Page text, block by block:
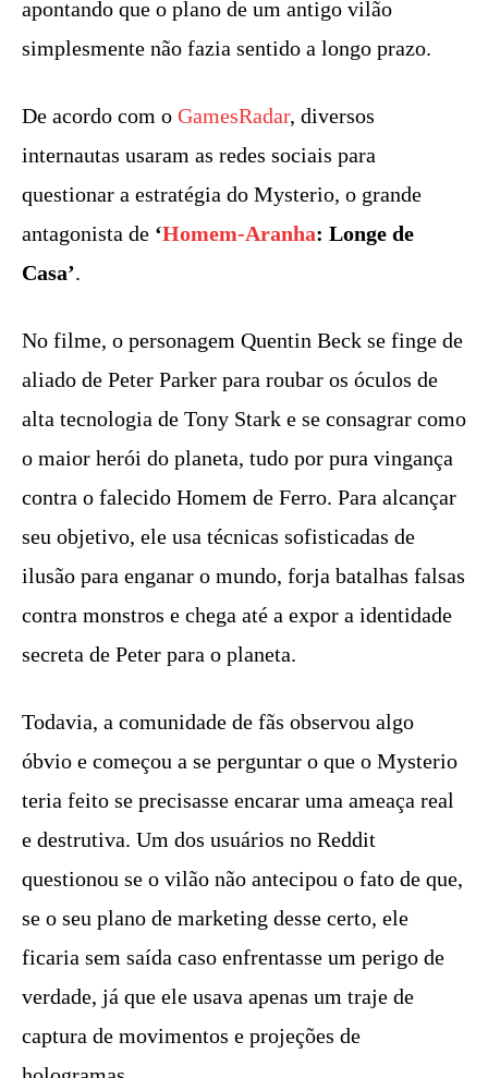
apontando que o plano de um antigo vilão
simplesmente não fazia sentido a longo prazo.
De acordo com o GamesRadar, diversos
internautas usaram as redes sociais para
questionar a estratégia do Mysterio, o grande
antagonista de ‘Homem-Aranha: Longe de
Casa’.
No filme, o personagem Quentin Beck se finge de
aliado de Peter Parker para roubar os óculos de
alta tecnologia de Tony Stark e se consagrar como
o maior herói do planeta, tudo por pura vingança
contra o falecido Homem de Ferro. Para alcançar
seu objetivo, ele usa técnicas sofisticadas de
ilusão para enganar o mundo, forja batalhas falsas
contra monstros e chega até a expor a identidade
secreta de Peter para o planeta.
Todavia, a comunidade de fãs observou algo
óbvio e começou a se perguntar o que o Mysterio
teria feito se precisasse encarar uma ameaça real
e destrutiva. Um dos usuários no Reddit
questionou se o vilão não antecipou o fato de que,
se o seu plano de marketing desse certo, ele
ficaria sem saída caso enfrentasse um perigo de
verdade, já que ele usava apenas um traje de
captura de movimentos e projeções de